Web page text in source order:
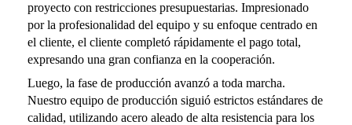
proyecto con restricciones presupuestarias. Impresionado
por la profesionalidad del equipo y su enfoque centrado en
el cliente, el cliente completó rápidamente el pago total,
expresando una gran confianza en la cooperación.
Luego, la fase de producción avanzó a toda marcha.
Nuestro equipo de producción siguió estrictos estándares de
calidad, utilizando acero aleado de alta resistencia para los